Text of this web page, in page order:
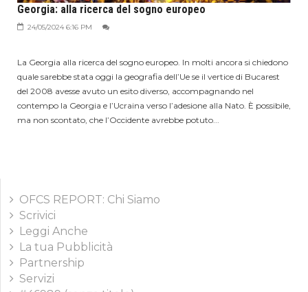
Georgia: alla ricerca del sogno europeo
24/05/2024 6:16 PM
La Georgia alla ricerca del sogno europeo. In molti ancora si chiedono
quale sarebbe stata oggi la geografia dell’Ue se il vertice di Bucarest
del 2008 avesse avuto un esito diverso, accompagnando nel
contempo la Georgia e l’Ucraina verso l’adesione alla Nato. È possibile,
ma non scontato, che l’Occidente avrebbe potuto...
OFCS REPORT: Chi Siamo
Scrivici
Leggi Anche
La tua Pubblicità
Partnership
Servizi